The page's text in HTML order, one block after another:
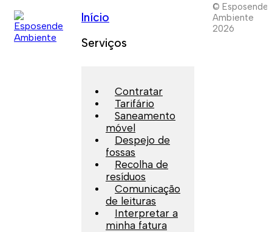
Início
Serviços
Contratar
Tarifário
Saneamento
móvel
Despejo de
fossas
Recolha de
resíduos
Comunicação
de leituras
Interpretar a
minha fatura
© Esposende
Ambiente
2026